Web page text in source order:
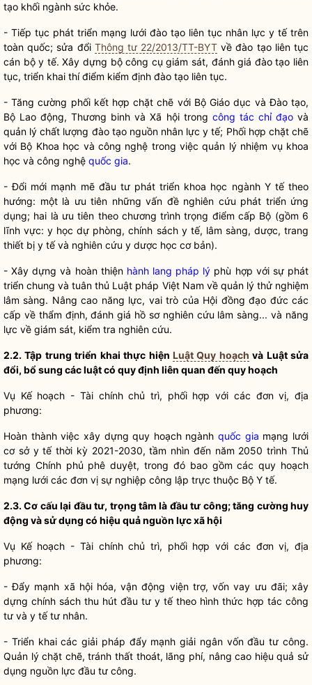
tạo khối ngành sức khỏe.
- Tiếp tục phát triển mạng lưới đào tạo liên tục nhân lực y tế trên
toàn quốc; sửa đổi Thông tư 22/2013/TT-BYT về đào tạo liên tục
cán bộ y tế. Xây dựng bộ công cụ giám sát, đánh giá đào tạo liên
tục, triển khai thí điểm kiểm định đào tạo liên tục.
- Tăng cường phối kết hợp chặt chẽ với Bộ Giáo dục và Đào tạo,
Bộ Lao động, Thương binh và Xã hội trong công tác chỉ đạovà
quản lý chất lượng đào tạo nguồn nhân lực y tế; Phối hợp chặt chẽ
với Bộ Khoa học và công nghệ trong việc quản lý nhiệm vụ khoa
học và công nghệ quốc gia.
- Đổi mới mạnh mẽ đầu tư phát triển khoa học ngành Y tế theo
hướng: một là ưu tiên những vấn đề nghiên cứu phát triển ứng
dụng; hai là ưu tiên theo chương trình trọng điểm cấp Bộ (gồm 6
lĩnh vực: y học dự phòng, chính sách y tế, lâm sàng, dược, trang
thiết bị y tế và nghiên cứu y dược học cơ bản).
- Xây dựng và hoàn thiện hành lang pháp lý phù hợp với sự phát
triển chung và tuân thủ Luật pháp Việt Nam về quản lý thử nghiệm
lâm sàng. Nâng cao năng lực, vai trò của Hội đồng đạo đức các
cấp về thẩm định, đánh giá hồ sơ nghiên cứu lâm sàng... và năng
lực về giám sát, kiểm tra nghiên cứu.
2.2.Tập trung triển khai thực hiện Luật Quy hoạch và Luật sửa
đổi, bổ sung các luật có quy định liên quan đến quy hoạch
Vụ Kế hoạch - Tài chính chủ trì, phối hợp với các đơn vị, địa
phương:
Hoàn thành việc xây dựng quy hoạch ngànhquốc gia mạng lưới
cơ sở y tế thời kỳ 2021-2030, tầm nhìn đến năm 2050 trình Thủ
tướng Chính phủ phê duyệt, trong đó bao gồm các quy hoạch
mạng lưới các đơn vị sự nghiệp công lập trực thuộc Bộ Y tế.
2.3. Cơ cấu lại đầu tư, trọng tâm là đầu tư công; tăng cường huy
động và sử dụng có hiệu quả nguồn lực xã hội
Vụ Kế hoạch - Tài chính chủ trì, phối hợp với các đơn vị, địa
phương:
- Đẩy mạnh xã hội hóa, vận động viện trợ, vốn vay ưu đãi; xây
dựng chính sách thu hút đầu tư y tế theo hình thức hợp tác công
tư và y tế tư nhân.
- Triển khai các giải pháp đẩy mạnh giải ngân vốn đầu tư công.
Quản lý chặt chẽ, tránh thất thoát, lãng phí, nâng cao hiệu quả sử
dụng nguồn lực đầu tư công.